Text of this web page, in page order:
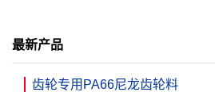
最新产品
齿轮专用PA66尼龙齿轮料